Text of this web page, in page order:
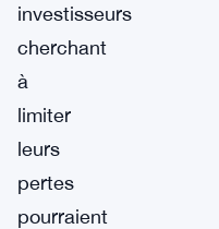
investisseurs
cherchant
à
limiter
leurs
pertes
pourraient